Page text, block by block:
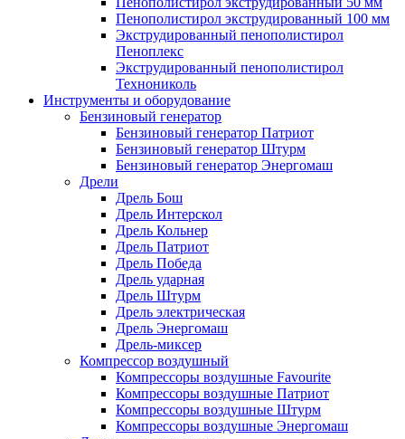
Пенополистирол экструдированный 100 мм
Экструдированный пенополистирол
Пеноплекс
Экструдированный пенополистирол
Технониколь
Инструменты и оборудование
Бензиновый генератор
Бензиновый генератор Патриот
Бензиновый генератор Штурм
Бензиновый генератор Энергомаш
Дрели
Дрель Бош
Дрель Интерскол
Дрель Кольнер
Дрель Патриот
Дрель Победа
Дрель ударная
Дрель Штурм
Дрель электрическая
Дрель Энергомаш
Дрель-миксер
Компрессор воздушный
Компрессоры воздушные Favourite
Компрессоры воздушные Патриот
Компрессоры воздушные Штурм
Компрессоры воздушные Энергомаш